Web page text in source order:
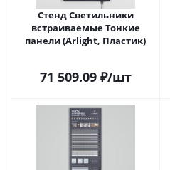
Стенд Светильники
встраиваемые Тонкие
панели (Arlight, Пластик)
71 509.09₽/шт